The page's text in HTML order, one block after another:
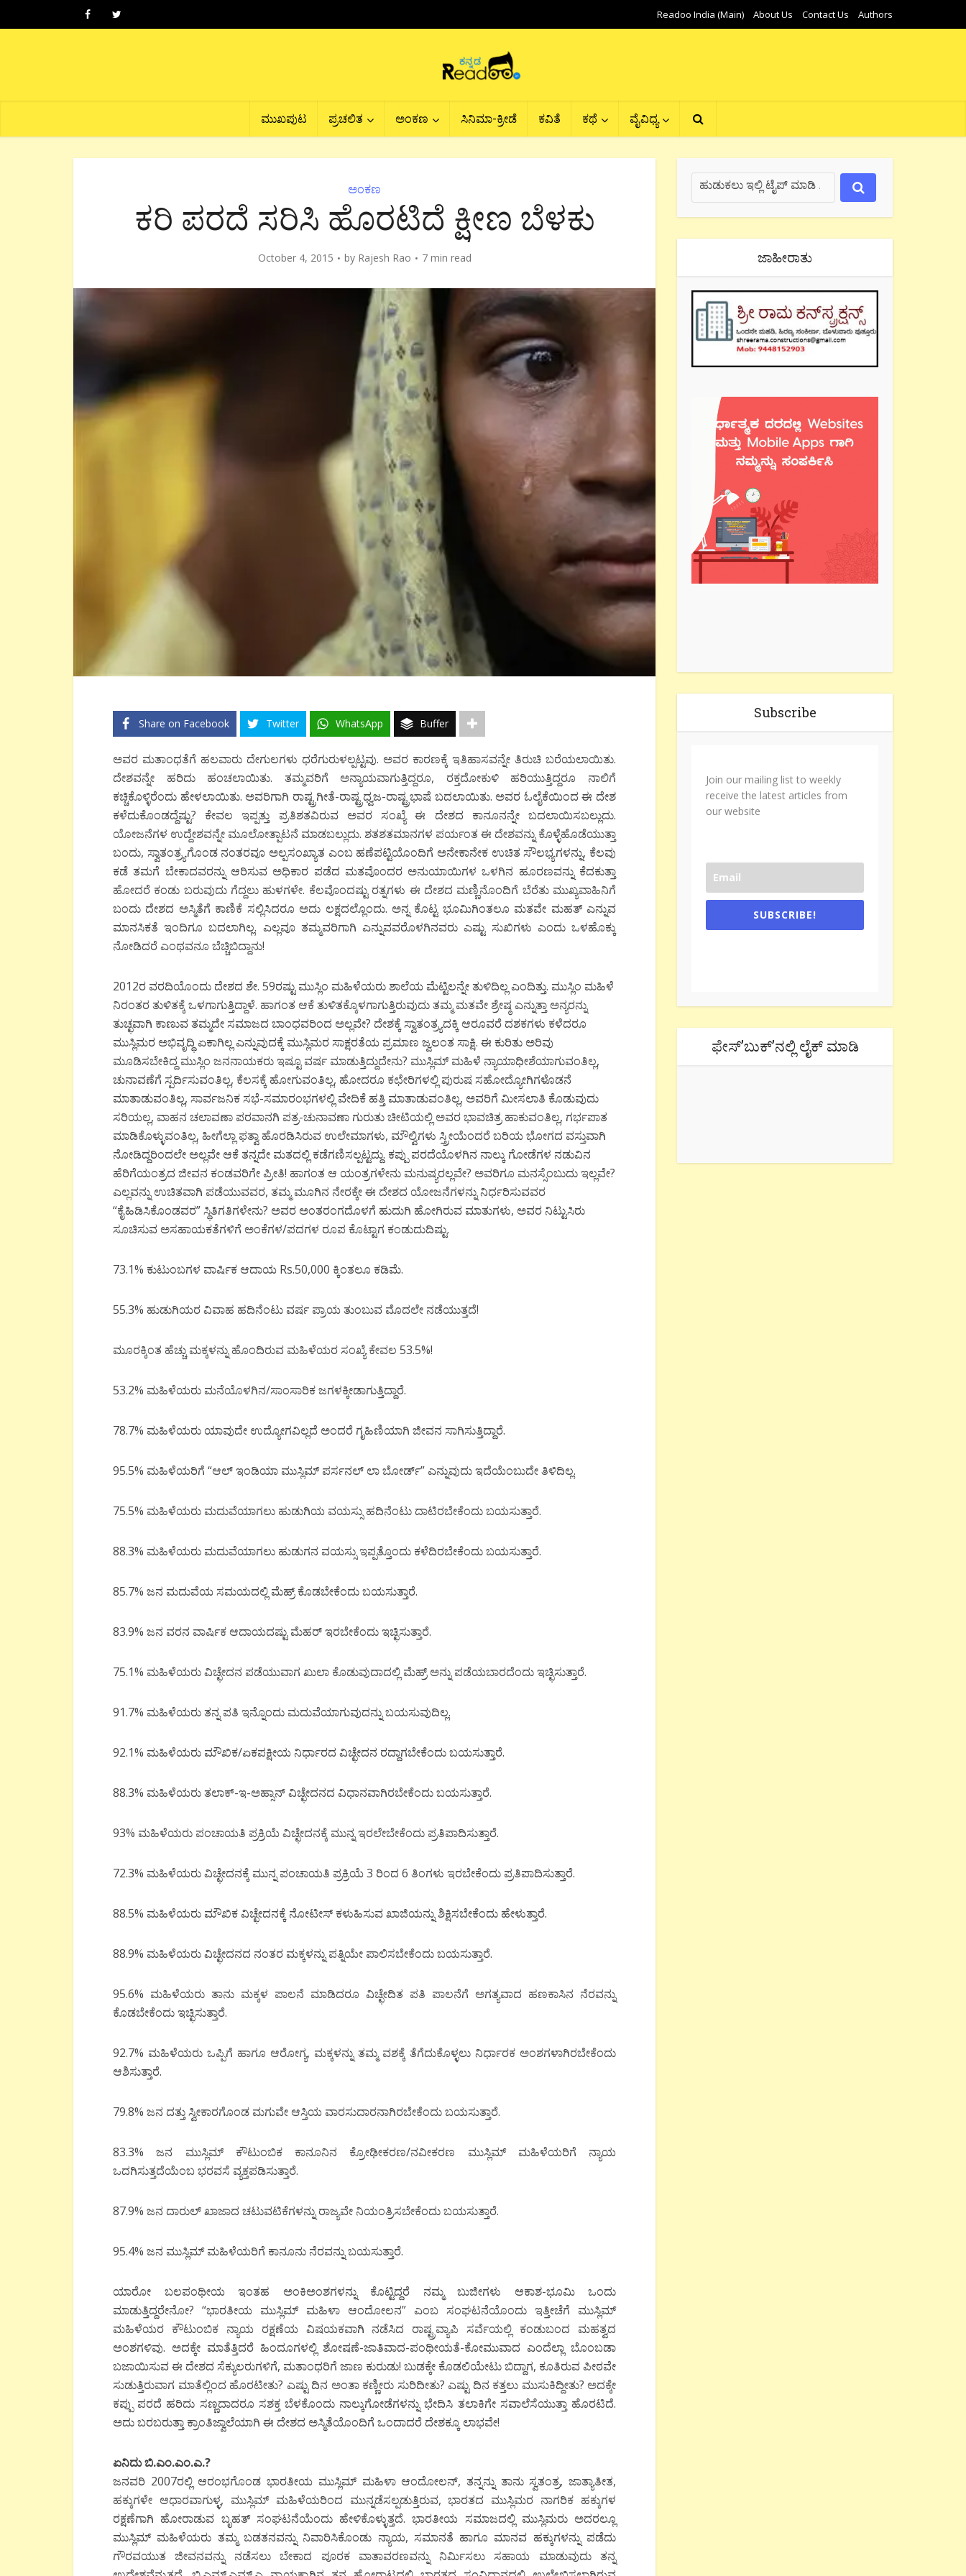
Readoo India (Main) About Us Contact Us Authors
ಮುಖಪುಟ ಪ್ರಚಲಿತ ಅಂಕಣ ಸಿನಿಮಾ-ಕ್ರೀಡೆ ಕವಿತೆ ಕಥೆ ವೈವಿಧ್ಯ
ಅಂಕಣ
ಕರಿ ಪರದೆ ಸರಿಸಿ ಹೊರಟಿದೆ ಕ್ಷೀಣ ಬೆಳಕು
October 4, 2015 by Rajesh Rao 7 min read
Share on Facebook Twitter WhatsApp Buffer
ಅವರ ಮತಾಂಧತೆಗೆ ಹಲವಾರು ದೇಗುಲಗಳು ಧರೆಗುರುಳಲ್ಪಟ್ಟವು. ಅವರ ಕಾರಣಕ್ಕೆ ಇತಿಹಾಸವನ್ನೇ ತಿರುಚಿ ಬರೆಯಲಾಯಿತು.
ದೇಶವನ್ನೇ ಹರಿದು ಹಂಚಲಾಯಿತು. ತಮ್ಮವರಿಗೆ ಅನ್ಯಾಯವಾಗುತ್ತಿದ್ದರೂ, ರಕ್ತದೋಕುಳಿ ಹರಿಯುತ್ತಿದ್ದರೂ ನಾಲಿಗೆ
ಕಚ್ಚಿಕೊಳ್ಳಿರೆಂದು ಹೇಳಲಾಯಿತು. ಅವರಿಗಾಗಿ ರಾಷ್ಟ್ರಗೀತೆ-ರಾಷ್ಟ್ರಧ್ವಜ-ರಾಷ್ಟ್ರಭಾಷೆ ಬದಲಾಯಿತು. ಅವರ ಓಲೈಕೆಯಿಂದ ಈ ದೇಶ
ಕಳೆದುಕೊಂಡದ್ದೆಷ್ಟು? ಕೇವಲ ಇಪ್ಪತ್ತು ಪ್ರತಿಶತವಿರುವ ಅವರ ಸಂಖ್ಯೆ ಈ ದೇಶದ ಕಾನೂನನ್ನೇ ಬದಲಾಯಿಸಬಲ್ಲುದು.
ಯೋಜನೆಗಳ ಉದ್ದೇಶವನ್ನೇ ಮೂಲೋತ್ಪಾಟನೆ ಮಾಡಬಲ್ಲುದು. ಶತಶತಮಾನಗಳ ಪರ್ಯಂತ ಈ ದೇಶವನ್ನು ಕೊಳ್ಳೆಹೊಡೆಯುತ್ತಾ
ಬಂದು, ಸ್ವಾತಂತ್ರ್ಯಗೊಂಡ ನಂತರವೂ ಅಲ್ಪಸಂಖ್ಯಾತ ಎಂಬ ಹಣೆಪಟ್ಟಿಯೊಂದಿಗೆ ಅನೇಕಾನೇಕ ಉಚಿತ ಸೌಲಭ್ಯಗಳನ್ನು, ಕೆಲವು
ಕಡೆ ತಮಗೆ ಬೇಕಾದವರನ್ನು ಆರಿಸುವ ಅಧಿಕಾರ ಪಡೆದ ಮತವೊಂದರ ಅನುಯಾಯಿಗಳ ಒಳಗಿನ ಹೂರಣವನ್ನು ಕೆದಕುತ್ತಾ
ಹೋದರೆ ಕಂಡು ಬರುವುದು ಗೆದ್ದಲು ಹುಳಗಳೇ. ಕೆಲವೊಂದಷ್ಟು ರತ್ನಗಳು ಈ ದೇಶದ ಮಣ್ಣಿನೊಂದಿಗೆ ಬೆರೆತು ಮುಖ್ಯವಾಹಿನಿಗೆ
ಬಂದು ದೇಶದ ಅಸ್ಮಿತೆಗೆ ಕಾಣಿಕೆ ಸಲ್ಲಿಸಿದರೂ ಅದು ಲಕ್ಷದಲ್ಲೊಂದು. ಅನ್ನ ಕೊಟ್ಟ ಭೂಮಿಗಿಂತಲೂ ಮತವೇ ಮಹತ್ ಎನ್ನುವ
ಮಾನಸಿಕತೆ ಇಂದಿಗೂ ಬದಲಾಗಿಲ್ಲ. ಎಲ್ಲವೂ ತಮ್ಮವರಿಗಾಗಿ ಎನ್ನುವವರೊಳಗಿನವರು ಎಷ್ಟು ಸುಖಿಗಳು ಎಂದು ಒಳಹೊಕ್ಕು
ನೋಡಿದರೆ ಎಂಥವನೂ ಬೆಚ್ಚಿಬಿದ್ದಾನು!
2012ರ ವರದಿಯೊಂದು ದೇಶದ ಶೇ. 59ರಷ್ಟು ಮುಸ್ಲಿಂ ಮಹಿಳೆಯರು ಶಾಲೆಯ ಮೆಟ್ಟಿಲನ್ನೇ ತುಳಿದಿಲ್ಲ ಎಂದಿತ್ತು. ಮುಸ್ಲಿಂ ಮಹಿಳೆ
ನಿರಂತರ ತುಳಿತಕ್ಕೆ ಒಳಗಾಗುತ್ತಿದ್ದಾಳೆ. ಹಾಗಂತ ಆಕೆ ತುಳಿತಕ್ಕೊಳಗಾಗುತ್ತಿರುವುದು ತಮ್ಮ ಮತವೇ ಶ್ರೇಷ್ಠ ಎನ್ನುತ್ತಾ ಅನ್ಯರನ್ನು
ತುಚ್ಛವಾಗಿ ಕಾಣುವ ತಮ್ಮದೇ ಸಮಾಜದ ಬಾಂಧವರಿಂದ ಅಲ್ಲವೇ? ದೇಶಕ್ಕೆ ಸ್ವಾತಂತ್ರ್ಯದಕ್ಕಿ ಆರೂವರೆ ದಶಕಗಳು ಕಳೆದರೂ
ಮುಸ್ಲಿಮರ ಅಭಿವೃದ್ಧಿ ಏಕಾಗಿಲ್ಲ ಎನ್ನುವುದಕ್ಕೆ ಮುಸ್ಲಿಮರ ಸಾಕ್ಷರತೆಯ ಪ್ರಮಾಣ ಜ್ವಲಂತ ಸಾಕ್ಷಿ. ಈ ಕುರಿತು ಅರಿವು
ಮೂಡಿಸಬೇಕಿದ್ದ ಮುಸ್ಲಿಂ ಜನನಾಯಕರು ಇಷ್ಟೂ ವರ್ಷ ಮಾಡುತ್ತಿದ್ದುದೇನು? ಮುಸ್ಲಿಮ್ ಮಹಿಳೆ ನ್ಯಾಯಾಧೀಶೆಯಾಗುವಂತಿಲ್ಲ,
ಚುನಾವಣೆಗೆ ಸ್ಪರ್ದಿಸುವಂತಿಲ್ಲ, ಕೆಲಸಕ್ಕೆ ಹೋಗುವಂತಿಲ್ಲ, ಹೋದರೂ ಕಛೇರಿಗಳಲ್ಲಿ ಪುರುಷ ಸಹೋದ್ಯೋಗಿಗಳೊಡನೆ
ಮಾತಾಡುವಂತಿಲ್ಲ, ಸಾರ್ವಜನಿಕ ಸಭೆ-ಸಮಾರಂಭಗಳಲ್ಲಿ ವೇದಿಕೆ ಹತ್ತಿ ಮಾತಾಡುವಂತಿಲ್ಲ, ಅವರಿಗೆ ಮೀಸಲಾತಿ ಕೊಡುವುದು
ಸರಿಯಲ್ಲ, ವಾಹನ ಚಲಾವಣಾ ಪರವಾನಗಿ ಪತ್ರ-ಚುನಾವಣಾ ಗುರುತು ಚೀಟಿಯಲ್ಲಿ ಅವರ ಭಾವಚಿತ್ರ ಹಾಕುವಂತಿಲ್ಲ, ಗರ್ಭಪಾತ
ಮಾಡಿಕೊಳ್ಳುವಂತಿಲ್ಲ, ಹೀಗೆಲ್ಲಾ ಫತ್ವಾ ಹೊರಡಿಸಿರುವ ಉಲೇಮಾಗಳು, ಮೌಲ್ವಿಗಳು ಸ್ತ್ರೀಯೆಂದರೆ ಬರಿಯ ಭೋಗದ ವಸ್ತುವಾಗಿ
ನೋಡಿದ್ದರಿಂದಲೇ ಅಲ್ಲವೇ ಆಕೆ ತನ್ನದೇ ಮತದಲ್ಲಿ ಕಡೆಗಣಿಸಲ್ಪಟ್ಟದ್ದು. ಕಪ್ಪು ಪರದೆಯೊಳಗಿನ ನಾಲ್ಕು ಗೋಡೆಗಳ ನಡುವಿನ
ಹೆರಿಗೆಯಂತ್ರದ ಜೀವನ ಕಂಡವರಿಗೇ ಪ್ರೀತಿ! ಹಾಗಂತ ಆ ಯಂತ್ರಗಳೇನು ಮನುಷ್ಯರಲ್ಲವೇ? ಅವರಿಗೂ ಮನಸ್ಸೆಂಬುದು ಇಲ್ಲವೇ?
ಎಲ್ಲವನ್ನು ಉಚಿತವಾಗಿ ಪಡೆಯುವವರ, ತಮ್ಮ ಮೂಗಿನ ನೇರಕ್ಕೇ ಈ ದೇಶದ ಯೋಜನೆಗಳನ್ನು ನಿರ್ಧರಿಸುವವರ
“ಕೈಹಿಡಿಸಿಕೊಂಡವರ” ಸ್ಥಿತಿಗತಿಗಳೇನು? ಅವರ ಅಂತರಂಗದೊಳಗೆ ಹುದುಗಿ ಹೋಗಿರುವ ಮಾತುಗಳು, ಅವರ ನಿಟ್ಟುಸಿರು
ಸೂಚಿಸುವ ಅಸಹಾಯಕತೆಗಳಿಗೆ ಅಂಕೆಗಳ/ಪದಗಳ ರೂಪ ಕೊಟ್ಟಾಗ ಕಂಡುದುದಿಷ್ಟು.
73.1% ಕುಟುಂಬಗಳ ವಾರ್ಷಿಕ ಆದಾಯ Rs.50,000 ಕ್ಕಿಂತಲೂ ಕಡಿಮೆ.
55.3% ಹುಡುಗಿಯರ ವಿವಾಹ ಹದಿನೆಂಟು ವರ್ಷ ಪ್ರಾಯ ತುಂಬುವ ಮೊದಲೇ ನಡೆಯುತ್ತದೆ!
ಮೂರಕ್ಕಿಂತ ಹೆಚ್ಚು ಮಕ್ಕಳನ್ನು ಹೊಂದಿರುವ ಮಹಿಳೆಯರ ಸಂಖ್ಯೆ ಕೇವಲ 53.5%!
53.2% ಮಹಿಳೆಯರು ಮನೆಯೊಳಗಿನ/ಸಾಂಸಾರಿಕ ಜಗಳಕ್ಕೀಡಾಗುತ್ತಿದ್ದಾರೆ.
78.7% ಮಹಿಳೆಯರು ಯಾವುದೇ ಉದ್ಯೋಗವಿಲ್ಲದೆ ಅಂದರೆ ಗೃಹಿಣಿಯಾಗಿ ಜೀವನ ಸಾಗಿಸುತ್ತಿದ್ದಾರೆ.
95.5% ಮಹಿಳೆಯರಿಗೆ “ಆಲ್ ಇಂಡಿಯಾ ಮುಸ್ಲಿಮ್ ಪರ್ಸನಲ್ ಲಾ ಬೋರ್ಡ್” ಎನ್ನುವುದು ಇದೆಯೆಂಬುದೇ ತಿಳಿದಿಲ್ಲ.
75.5% ಮಹಿಳೆಯರು ಮದುವೆಯಾಗಲು ಹುಡುಗಿಯ ವಯಸ್ಸು ಹದಿನೆಂಟು ದಾಟಿರಬೇಕೆಂದು ಬಯಸುತ್ತಾರೆ.
88.3% ಮಹಿಳೆಯರು ಮದುವೆಯಾಗಲು ಹುಡುಗನ ವಯಸ್ಸು ಇಪ್ಪತ್ತೊಂದು ಕಳೆದಿರಬೇಕೆಂದು ಬಯಸುತ್ತಾರೆ.
85.7% ಜನ ಮದುವೆಯ ಸಮಯದಲ್ಲಿ ಮೆಹ್ರ್ ಕೊಡಬೇಕೆಂದು ಬಯಸುತ್ತಾರೆ.
83.9% ಜನ ವರನ ವಾರ್ಷಿಕ ಆದಾಯದಷ್ಟು ಮೆಹರ್ ಇರಬೇಕೆಂದು ಇಚ್ಛಿಸುತ್ತಾರೆ.
75.1% ಮಹಿಳೆಯರು ವಿಚ್ಛೇದನ ಪಡೆಯುವಾಗ ಖುಲಾ ಕೊಡುವುದಾದಲ್ಲಿ ಮೆಹ್ರ್ ಅನ್ನು ಪಡೆಯಬಾರದೆಂದು ಇಚ್ಛಿಸುತ್ತಾರೆ.
91.7% ಮಹಿಳೆಯರು ತನ್ನ ಪತಿ ಇನ್ನೊಂದು ಮದುವೆಯಾಗುವುದನ್ನು ಬಯಸುವುದಿಲ್ಲ.
92.1% ಮಹಿಳೆಯರು ಮೌಖಿಕ/ಏಕಪಕ್ಷೀಯ ನಿರ್ಧಾರದ ವಿಚ್ಛೇದನ ರದ್ದಾಗಬೇಕೆಂದು ಬಯಸುತ್ತಾರೆ.
88.3% ಮಹಿಳೆಯರು ತಲಾಕ್-ಇ-ಅಹ್ಸಾನ್ ವಿಚ್ಛೇದನದ ವಿಧಾನವಾಗಿರಬೇಕೆಂದು ಬಯಸುತ್ತಾರೆ.
93% ಮಹಿಳೆಯರು ಪಂಚಾಯತಿ ಪ್ರಕ್ರಿಯೆ ವಿಚ್ಛೇದನಕ್ಕೆ ಮುನ್ನ ಇರಲೇಬೇಕೆಂದು ಪ್ರತಿಪಾದಿಸುತ್ತಾರೆ.
72.3% ಮಹಿಳೆಯರು ವಿಚ್ಛೇದನಕ್ಕೆ ಮುನ್ನ ಪಂಚಾಯತಿ ಪ್ರಕ್ರಿಯೆ 3 ರಿಂದ 6 ತಿಂಗಳು ಇರಬೇಕೆಂದು ಪ್ರತಿಪಾದಿಸುತ್ತಾರೆ.
88.5% ಮಹಿಳೆಯರು ಮೌಖಿಕ ವಿಚ್ಛೇದನಕ್ಕೆ ನೋಟೀಸ್ ಕಳುಹಿಸುವ ಖಾಜಿಯನ್ನು ಶಿಕ್ಷಿಸಬೇಕೆಂದು ಹೇಳುತ್ತಾರೆ.
88.9% ಮಹಿಳೆಯರು ವಿಚ್ಛೇದನದ ನಂತರ ಮಕ್ಕಳನ್ನು ಪತ್ನಿಯೇ ಪಾಲಿಸಬೇಕೆಂದು ಬಯಸುತ್ತಾರೆ.
95.6% ಮಹಿಳೆಯರು ತಾನು ಮಕ್ಕಳ ಪಾಲನೆ ಮಾಡಿದರೂ ವಿಚ್ಛೇದಿತ ಪತಿ ಪಾಲನೆಗೆ ಅಗತ್ಯವಾದ ಹಣಕಾಸಿನ ನೆರವನ್ನು
ಕೊಡಬೇಕೆಂದು ಇಚ್ಛಿಸುತ್ತಾರೆ.
92.7% ಮಹಿಳೆಯರು ಒಪ್ಪಿಗೆ ಹಾಗೂ ಆರೋಗ್ಯ, ಮಕ್ಕಳನ್ನು ತಮ್ಮ ವಶಕ್ಕೆ ತೆಗೆದುಕೊಳ್ಳಲು ನಿರ್ಧಾರಕ ಅಂಶಗಳಾಗಿರಬೇಕೆಂದು
ಆಶಿಸುತ್ತಾರೆ.
79.8% ಜನ ದತ್ತು ಸ್ವೀಕಾರಗೊಂಡ ಮಗುವೇ ಆಸ್ತಿಯ ವಾರಸುದಾರನಾಗಿರಬೇಕೆಂದು ಬಯಸುತ್ತಾರೆ.
83.3% ಜನ ಮುಸ್ಲಿಮ್ ಕೌಟುಂಬಿಕ ಕಾನೂನಿನ ಕ್ರೋಢೀಕರಣ/ನವೀಕರಣ ಮುಸ್ಲಿಮ್ ಮಹಿಳೆಯರಿಗೆ ನ್ಯಾಯ
ಒದಗಿಸುತ್ತದೆಯೆಂಬ ಭರವಸೆ ವ್ಯಕ್ತಪಡಿಸುತ್ತಾರೆ.
87.9% ಜನ ದಾರುಲ್ ಖಾಜಾದ ಚಟುವಟಿಕೆಗಳನ್ನು ರಾಜ್ಯವೇ ನಿಯಂತ್ರಿಸಬೇಕೆಂದು ಬಯಸುತ್ತಾರೆ.
95.4% ಜನ ಮುಸ್ಲಿಮ್ ಮಹಿಳೆಯರಿಗೆ ಕಾನೂನು ನೆರವನ್ನು ಬಯಸುತ್ತಾರೆ.
ಯಾರೋ ಬಲಪಂಥೀಯ ಇಂತಹ ಅಂಕಿಅಂಶಗಳನ್ನು ಕೊಟ್ಟಿದ್ದರೆ ನಮ್ಮ ಬುಜೀಗಳು ಆಕಾಶ-ಭೂಮಿ ಒಂದು
ಮಾಡುತ್ತಿದ್ದರೇನೋ? “ಭಾರತೀಯ ಮುಸ್ಲಿಮ್ ಮಹಿಳಾ ಆಂದೋಲನ” ಎಂಬ ಸಂಘಟನೆಯೊಂದು ಇತ್ತೀಚೆಗೆ ಮುಸ್ಲಿಮ್
ಮಹಿಳೆಯರ ಕೌಟುಂಬಿಕ ನ್ಯಾಯ ರಕ್ಷಣೆಯ ವಿಷಯಕವಾಗಿ ನಡೆಸಿದ ರಾಷ್ಟ್ರವ್ಯಾಪಿ ಸರ್ವೆಯಲ್ಲಿ ಕಂಡುಬಂದ ಮಹತ್ವದ
ಅಂಶಗಳಿವು. ಅದಕ್ಕೇ ಮಾತೆತ್ತಿದರೆ ಹಿಂದೂಗಳಲ್ಲಿ ಶೋಷಣೆ-ಜಾತಿವಾದ-ಪಂಥೀಯತೆ-ಕೋಮುವಾದ ಎಂದೆಲ್ಲಾ ಬೊಂಬಡಾ
ಬಜಾಯಿಸುವ ಈ ದೇಶದ ಸೆಕ್ಯುಲರುಗಳಿಗೆ, ಮತಾಂಧರಿಗೆ ಜಾಣ ಕುರುಡು! ಬುಡಕ್ಕೇ ಕೊಡಲಿಯೇಟು ಬಿದ್ದಾಗ, ಕೂತಿರುವ ಪೀಠವೇ
ಸುಡುತ್ತಿರುವಾಗ ಮಾತೆಲ್ಲಿಂದ ಹೊರಟೀತು? ಎಷ್ಟು ದಿನ ಅಂತಾ ಕಣ್ಣೀರು ಸುರಿದೀತು? ಎಷ್ಟು ದಿನ ಕತ್ತಲು ಮುಸುಕಿದ್ದೀತು? ಅದಕ್ಕೇ
ಕಪ್ಪು ಪರದೆ ಹರಿದು ಸಣ್ಣದಾದರೂ ಸಶಕ್ತ ಬೆಳಕೊಂದು ನಾಲ್ಕುಗೋಡೆಗಳನ್ನು ಭೇದಿಸಿ ತಲಾಕಿಗೇ ಸವಾಲೆಸೆಯುತ್ತಾ ಹೊರಟಿದೆ.
ಅದು ಬರಬರುತ್ತಾ ಕ್ರಾಂತಿಜ್ವಾಲೆಯಾಗಿ ಈ ದೇಶದ ಅಸ್ಮಿತೆಯೊಂದಿಗೆ ಒಂದಾದರೆ ದೇಶಕ್ಕೂ ಲಾಭವೇ!
ಏನಿದು ಬಿ.ಎಂ.ಎಂ.ಎ.?
ಜನವರಿ 2007ರಲ್ಲಿ ಆರಂಭಗೊಂಡ ಭಾರತೀಯ ಮುಸ್ಲಿಮ್ ಮಹಿಳಾ ಆಂದೋಲನ್, ತನ್ನನ್ನು ತಾನು ಸ್ವತಂತ್ರ, ಜಾತ್ಯಾತೀತ,
ಹಕ್ಕುಗಳೇ ಆಧಾರವಾಗುಳ್ಳ, ಮುಸ್ಲಿಮ್ ಮಹಿಳೆಯರಿಂದ ಮುನ್ನಡೆಸಲ್ಪಡುತ್ತಿರುವ, ಭಾರತದ ಮುಸ್ಲಿಮರ ನಾಗರಿಕ ಹಕ್ಕುಗಳ
ರಕ್ಷಣೆಗಾಗಿ ಹೋರಾಡುವ ಬೃಹತ್ ಸಂಘಟನೆಯೆಂದು ಹೇಳಿಕೊಳ್ಳುತ್ತದೆ. ಭಾರತೀಯ ಸಮಾಜದಲ್ಲಿ ಮುಸ್ಲಿಮರು ಅದರಲ್ಲೂ
ಮುಸ್ಲಿಮ್ ಮಹಿಳೆಯರು ತಮ್ಮ ಬಡತನವನ್ನು ನಿವಾರಿಸಿಕೊಂಡು ನ್ಯಾಯ, ಸಮಾನತೆ ಹಾಗೂ ಮಾನವ ಹಕ್ಕುಗಳನ್ನು ಪಡೆದು
ಗೌರವಯುತ ಜೀವನವನ್ನು ನಡೆಸಲು ಬೇಕಾದ ಪೂರಕ ವಾತಾವರಣವನ್ನು ನಿರ್ಮಿಸಲು ಸಹಾಯ ಮಾಡುವುದು ತನ್ನ
ಜಾಹೀರಾತು
Subscribe
Join our mailing list to weekly
receive the latest articles from
our website
SUBSCRIBE!
ಫೇಸ್’ಬುಕ್’ನಲ್ಲಿ ಲೈಕ್ ಮಾಡಿ